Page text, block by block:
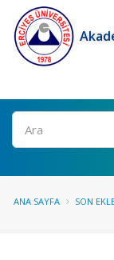
Ara
ANA SAYFA SON